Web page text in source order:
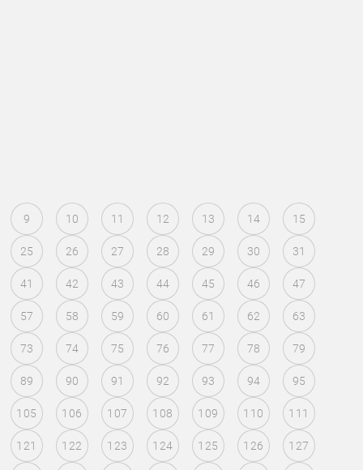
9 10 11 12 13 14 15
25 26 27 28 29 30 31
41 42 43 44 45 46 47
57 58 59 60 61 62 63
73 74 75 76 77 78 79
89 90 91 92 93 94 95
105 106 107 108 109 110 111
121 122 123 124 125 126 127